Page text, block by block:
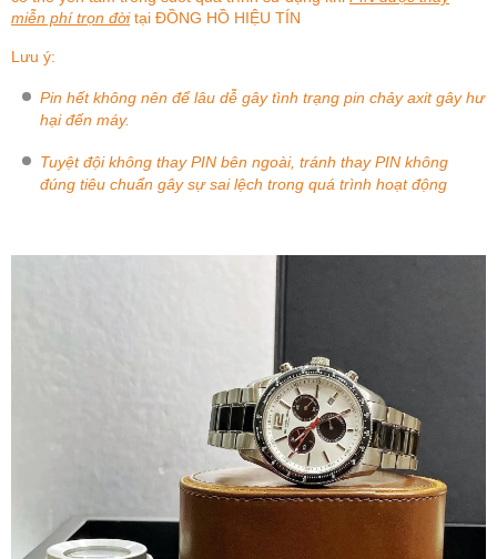
miễn phí trọn đờitại ĐỒNG HỒ HIỆU TÍN
Lưu ý:
Pin hết không nên để lâu dễ gây tình trạng pin chảy axit gây hư
hại đến máy.
Tuyệt đội không thay PIN bên ngoài, tránh thay PIN không
đúng tiêu chuẩn gây sự sai lệch trong quá trình hoạt động